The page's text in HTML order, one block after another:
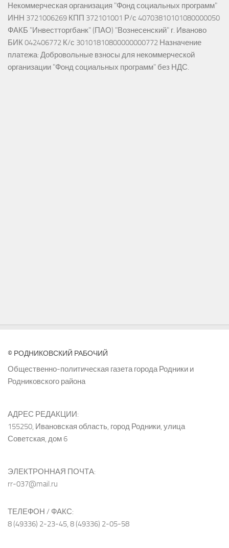
Некоммерческая организация "Фонд социальных программ"
ИНН 3721006269 КПП 372101001 Р/с 40703810101080000050
ФАКБ "Инвестторгбанк" (ПАО) "Вознесенский" г. Иваново
БИК 042406772 К/с 30101810800000000772 Назначение
платежа: Добровольные взносы для некоммерческой
организации "Фонд социальных программ" без НДС.
© РОДНИКОВСКИЙ РАБОЧИЙ
Общественно-политическая газета города Родники и
Родниковского района
АДРЕС РЕДАКЦИИ:
155250, Ивановская область, город Родники, улица
Советская, дом 6
ЭЛЕКТРОННАЯ ПОЧТА:
rr-037@mail.ru
ТЕЛЕФОН / ФАКС:
8 (49336) 2-23-45, 8 (49336) 2-05-58